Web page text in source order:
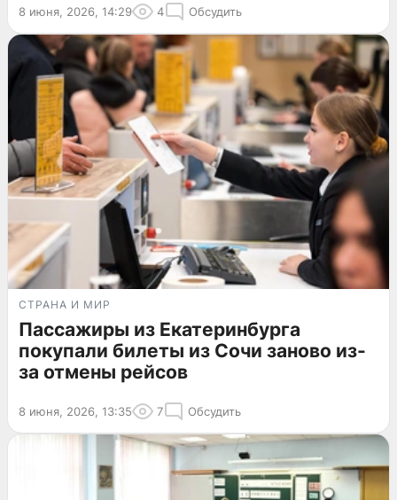
8 июня, 2026, 14:29 4 Обсудить
СТРАНА И МИР
Пассажиры из Екатеринбурга
покупали билеты из Сочи заново из-
за отмены рейсов
8 июня, 2026, 13:35 7 Обсудить